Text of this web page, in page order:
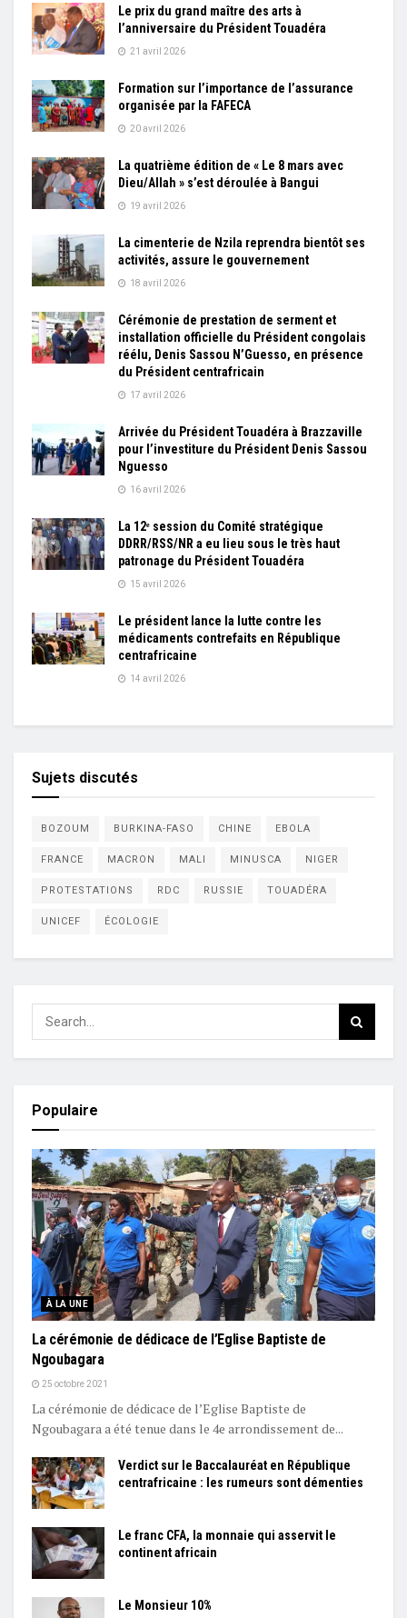
Le prix du grand maître des arts à
l’anniversaire du Président Touadéra
21 avril 2026
Formation sur l’importance de l’assurance
organisée par la FAFECA
20 avril 2026
La quatrième édition de « Le 8 mars avec
Dieu/Allah » s’est déroulée à Bangui
19 avril 2026
La cimenterie de Nzila reprendra bientôt ses
activités, assure le gouvernement
18 avril 2026
Cérémonie de prestation de serment et
installation officielle du Président congolais
réélu, Denis Sassou N’Guesso, en présence
du Président centrafricain
17 avril 2026
Arrivée du Président Touadéra à Brazzaville
pour l’investiture du Président Denis Sassou
Nguesso
16 avril 2026
La 12ᵉ session du Comité stratégique
DDRR/RSS/NR a eu lieu sous le très haut
patronage du Président Touadéra
15 avril 2026
Le président lance la lutte contre les
médicaments contrefaits en République
centrafricaine
14 avril 2026
Sujets discutés
BOZOUM BURKINA-FASO CHINE EBOLA
FRANCE MACRON MALI MINUSCA NIGER
PROTESTATIONS RDC RUSSIE TOUADÉRA
UNICEF ÉCOLOGIE
Populaire
À LA UNE
La cérémonie de dédicace de l’Eglise Baptiste de
Ngoubagara
25 octobre 2021
La cérémonie de dédicace de l’Eglise Baptiste de
Ngoubagara a été tenue dans le 4e arrondissement de...
Verdict sur le Baccalauréat en République
centrafricaine : les rumeurs sont démenties
Le franc CFA, la monnaie qui asservit le
continent africain
Le Monsieur 10%